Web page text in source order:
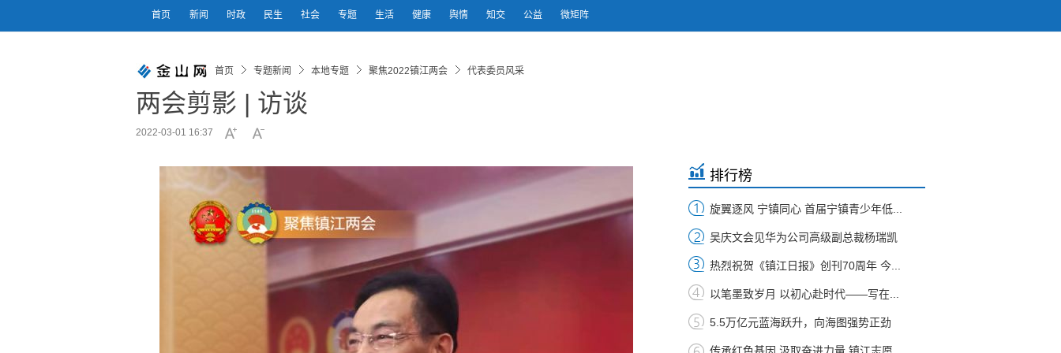
首页 新闻 时政 民生 社会 专题 生活 健康 舆情 知交 公益 微矩阵
首页 专题新闻 本地专题 聚焦2022镇江两会 代表委员风采
两会剪影 | 访谈
2022-03-01 16:37
排行榜
旋翼逐风 宁镇同心 首届宁镇青少年低...
吴庆文会见华为公司高级副总裁杨瑞凯
热烈祝贺《镇江日报》创刊70周年 今...
以笔墨致岁月 以初心赴时代——写在...
5.5万亿元蓝海跃升，向海图强势正劲